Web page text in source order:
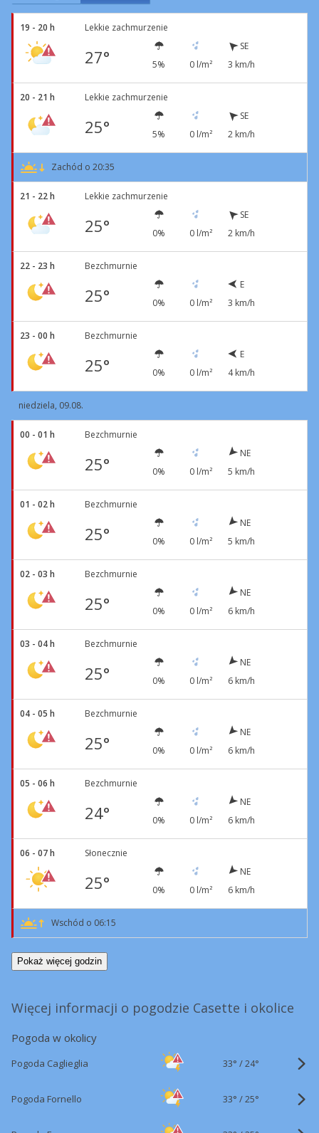
19 - 20 h Lekkie zachmurzenie
27° 5% 0 l/m²
SE
3 km/h
20 - 21 h Lekkie zachmurzenie
25° 5% 0 l/m²
SE
2 km/h
Zachód o 20:35
21 - 22 h Lekkie zachmurzenie
25° 0% 0 l/m²
SE
2 km/h
22 - 23 h Bezchmurnie
25° 0% 0 l/m²
E
3 km/h
23 - 00 h Bezchmurnie
25° 0% 0 l/m²
E
4 km/h
niedziela, 09.08.
00 - 01 h Bezchmurnie
25° 0% 0 l/m²
NE
5 km/h
01 - 02 h Bezchmurnie
25° 0% 0 l/m²
NE
5 km/h
02 - 03 h Bezchmurnie
25° 0% 0 l/m²
NE
6 km/h
03 - 04 h Bezchmurnie
25° 0% 0 l/m²
NE
6 km/h
04 - 05 h Bezchmurnie
25° 0% 0 l/m²
NE
6 km/h
05 - 06 h Bezchmurnie
24° 0% 0 l/m²
NE
6 km/h
06 - 07 h Słonecznie
25° 0% 0 l/m²
NE
6 km/h
Wschód o 06:15
Pokaż więcej godzin
Więcej informacji o pogodzie Casette i okolice
Pogoda w okolicy
Pogoda Caglieglia 33° /24°
Pogoda Fornello 33° /25°